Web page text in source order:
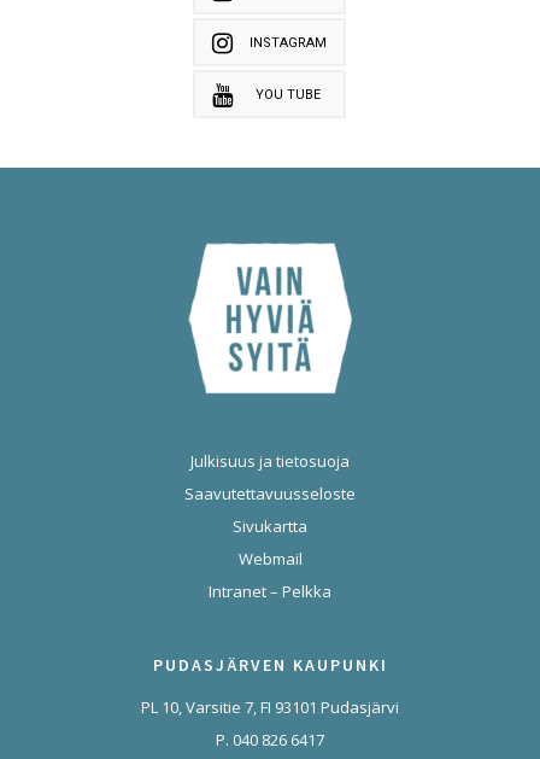
INSTAGRAM
YOU TUBE
Julkisuus ja tietosuoja
Saavutettavuusseloste
Sivukartta
Webmail
Intranet – Pelkka
PUDASJÄRVEN KAUPUNKI
PL 10, Varsitie 7, FI 93101 Pudasjärvi
P. 040 826 6417